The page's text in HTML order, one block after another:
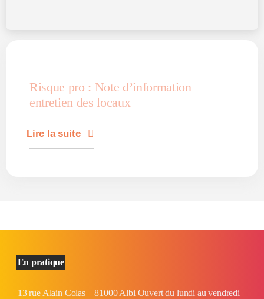
Risque pro : Note d’information
entretien des locaux
Lire la suite
En pratique
13 rue Alain Colas – 81000 Albi Ouvert du lundi au vendredi